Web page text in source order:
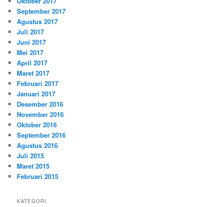
September 2017
Agustus 2017
Juli 2017
Juni 2017
Mei 2017
April 2017
Maret 2017
Februari 2017
Januari 2017
Desember 2016
November 2016
Oktober 2016
September 2016
Agustus 2016
Juli 2015
Maret 2015
Februari 2015
KATEGORI